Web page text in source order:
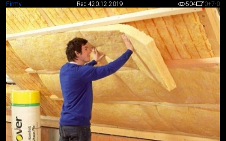
Firmy Red 420.12.2019 504 0+7-0